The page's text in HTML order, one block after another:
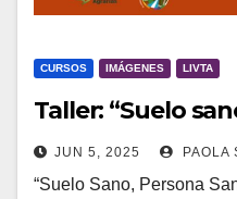
CURSOS IMÁGENES LIVTA
Taller: “Suelo
JUN 5, 2025 PAOLA
“Suelo Sano, Persona